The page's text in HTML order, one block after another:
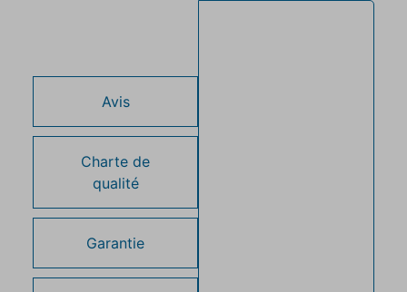
Avis
Charte de
qualité
Garantie